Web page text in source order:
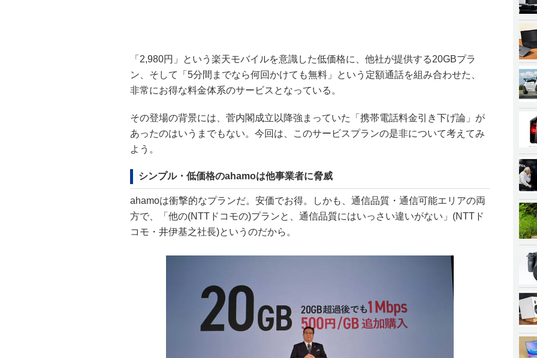
「2,980円」という楽天モバイルを意識した低価格に、他社が提供する20GBプラ
ン、そして「5分間までなら何回かけても無料」という定額通話を組み合わせた、
非常にお得な料金体系のサービスとなっている。
その登場の背景には、菅内閣成立以降強まっていた「携帯電話料金引き下げ論」が
あったのはいうまでもない。今回は、このサービスプランの是非について考えてみ
よう。
シンプル・低価格のahamoは他事業者に脅威
ahamoは衝撃的なプランだ。安価でお得。しかも、通信品質・通信可能エリアの両
方で、「他の(NTTドコモの)プランと、通信品質にはいっさい違いがない」(NTTド
コモ・井伊基之社長)というのだから。